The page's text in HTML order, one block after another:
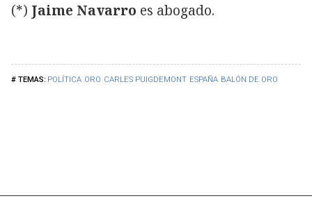
POLÍTICA ORO CARLES PUIGDEMONT ESPAÑA BALÓN DE ORO
(*) Jaime Navarro es abogado.